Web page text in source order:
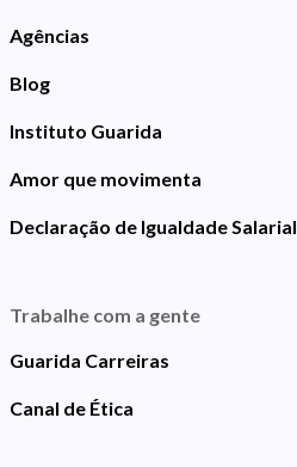
Agências
Blog
Instituto Guarida
Amor que movimenta
Declaração de Igualdade Salarial
Trabalhe com a gente
Guarida Carreiras
Canal de Ética